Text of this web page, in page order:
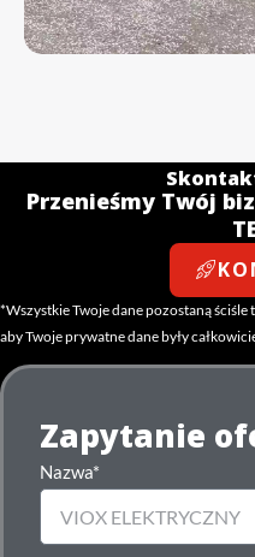
Przenieśmy Twój
*Wszystkie Twoje dane pozostaną ściśle
aby Twoje prywatne dane były
Zapytanie
Nazwa*